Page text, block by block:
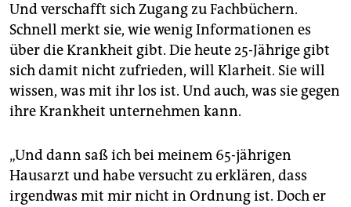
Und verschafft sich Zugang zu Fachbüchern.
Schnell merkt sie, wie wenig Informationen es
über die Krankheit gibt. Die heute 25-Jährige gibt
sich damit nicht zufrieden, will Klarheit. Sie will
wissen, was mit ihr los ist. Und auch, was sie gegen
ihre Krankheit unternehmen kann.
„Und dann saß ich bei meinem 65-jährigen
Hausarzt und habe versucht zu erklären, dass
irgendwas mit mir nicht in Ordnung ist. Doch er